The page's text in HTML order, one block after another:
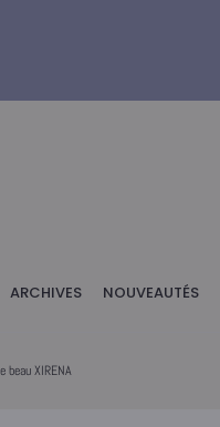
ARCHIVES NOUVEAUTÉS
beau XIRENA